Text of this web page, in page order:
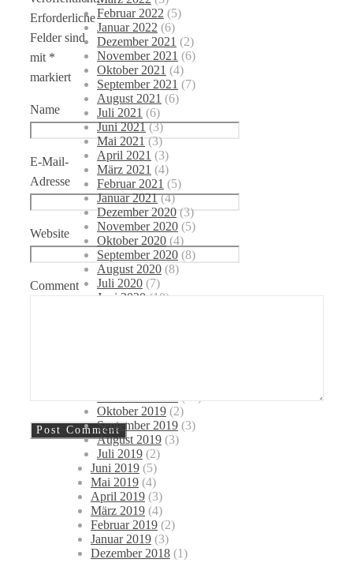
Erforderliche
Felder sind
mit *
markiert
Name
E-Mail-
Adresse
Website
Comment
Februar 2022 (5)
Januar 2022 (6)
Dezember 2021 (2)
November 2021 (6)
Oktober 2021 (4)
September 2021 (7)
August 2021 (6)
Juli 2021 (6)
Juni 2021(3)
Mai 2021 (3)
April 2021 (3)
März 2021 (4)
Februar 2021 (5)
Januar 2021(4)
Dezember 2020 (3)
November 2020 (5)
Oktober 2020 (4)
September 2020 (8)
August 2020 (8)
Juli 2020 (7)
Juni 2020 (10)
Oktober 2019 (2)
September 2019 (3)
August 2019 (3)
Juli 2019 (2)
Juni 2019 (5)
Mai 2019 (4)
April 2019 (3)
März 2019 (4)
Februar 2019 (2)
Januar 2019 (3)
Dezember 2018 (1)